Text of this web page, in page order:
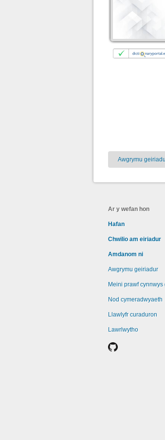
Awgrymu
Ar y wefan hon
Hafan
Chwilio am eiriadur
Amdanom ni
Awgrymu geiriadur
Meini prawf
Nod cymeradwyaeth
Llawlyfr curaduron
Lawrlwytho